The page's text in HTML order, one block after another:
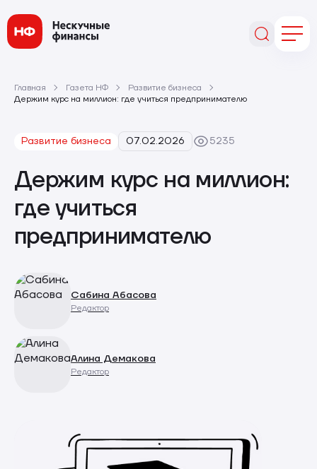
Главная Газета НФ
Развитие бизнеса
Держим курс на миллион: где учиться предпринимателю
Развитие бизнеса 07.02.2026 5235
Держим курс на миллион:
где учиться
предпринимателю
Сабина Абасова
Редактор
Алина Демакова
Редактор